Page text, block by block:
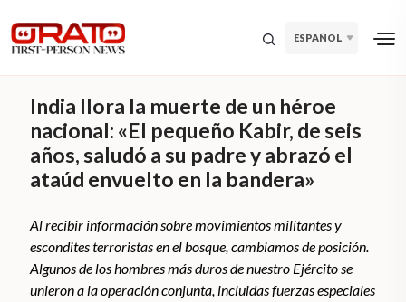
ESPAÑOL
India llora la muerte de un héroe
nacional: «El pequeño Kabir, de seis
años, saludó a su padre y abrazó el
ataúd envuelto en la bandera»
Al recibir información sobre movimientos militantes y
escondites terroristas en el bosque, cambiamos de posición.
Algunos de los hombres más duros de nuestro Ejército se
unieron a la operación conjunta, incluidas fuerzas especiales